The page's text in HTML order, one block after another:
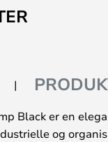
Black er en
og